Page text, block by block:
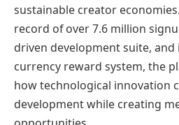
sustainable creator
record of over 7.6 million
driven development suite, and
currency reward system, the
how technological innovation
development while creating